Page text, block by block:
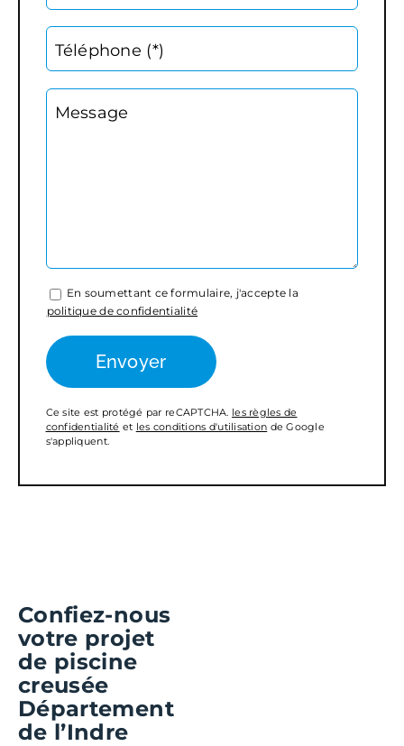
Téléphone (*)
Message
En soumettant ce formulaire, j'accepte la
politique de confidentialité
Ce site est protégé par reCAPTCHA. les règles de
confidentialité et les conditions d'utilisation de Google
s'appliquent.
Confiez-nous
votre projet
de piscine
creusée
Département
de l’Indre